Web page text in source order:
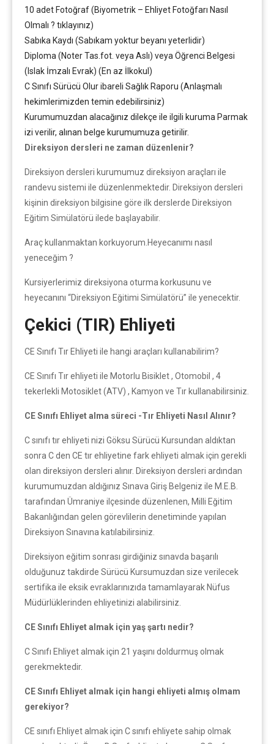
10 adet Fotoğraf (Biyometrik – Ehliyet Fotoğfarı Nasıl
Olmalı ? tıklayınız)
Sabıka Kaydı (Sabıkam yoktur beyanı yeterlidir)
Diploma (Noter Tas.fot. veya Aslı) veya Öğrenci Belgesi
(Islak İmzalı Evrak) (En az İlkokul)
C Sınıfı Sürücü Olur ibareli Sağlık Raporu (Anlaşmalı
hekimlerimizden temin edebilirsiniz)
Kurumumuzdan alacağınız dilekçe ile ilgili kuruma Parmak
izi verilir, alınan belge kurumumuza getirilir.
Direksiyon dersleri ne zaman düzenlenir?
Direksiyon dersleri kurumumuz direksiyon araçları ile
randevu sistemi ile düzenlenmektedir. Direksiyon dersleri
kişinin direksiyon bilgisine göre ilk derslerde Direksiyon
Eğitim Simülatörü ilede başlayabilir.
Araç kullanmaktan korkuyorum.Heyecanımı nasıl
yeneceğim ?
Kursiyerlerimiz direksiyona oturma korkusunu ve
heyecanını “Direksiyon Eğitimi Simülatörü” ile yenecektir.
Çekici (TIR) Ehliyeti
CE Sınıfı Tır Ehliyeti ile hangi araçları kullanabilirim?
CE Sınıfı Tır ehliyeti ile Motorlu Bisiklet , Otomobil , 4
tekerlekli Motosiklet (ATV) , Kamyon ve Tır kullanabilirsiniz.
CE Sınıfı Ehliyet alma süreci -Tır Ehliyeti Nasıl Alınır?
C sınıfı tır ehliyeti nizi Göksu Sürücü Kursundan aldıktan
sonra C den CE tır ehliyetine fark ehliyeti almak için gerekli
olan direksiyon dersleri alınır. Direksiyon dersleri ardından
kurumumuzdan aldığınız Sınava Giriş Belgeniz ile M.E.B.
tarafından Ümraniye ilçesinde düzenlenen, Milli Eğitim
Bakanlığından gelen görevlilerin denetiminde yapılan
Direksiyon Sınavına katılabilirsiniz.
Direksiyon eğitim sonrası girdiğiniz sınavda başarılı
olduğunuz takdirde Sürücü Kursumuzdan size verilecek
sertifika ile eksik evraklarınızıda tamamlayarak Nüfus
Müdürlüklerinden ehliyetinizi alabilirsiniz.
CE Sınıfı Ehliyet almak için yaş şartı nedir?
C Sınıfı Ehliyet almak için 21 yaşını doldurmuş olmak
gerekmektedir.
CE Sınıfı Ehliyet almak için hangi ehliyeti almış olmam
gerekiyor?
CE sınıfı Ehliyet almak için C sınıfı ehliyete sahip olmak